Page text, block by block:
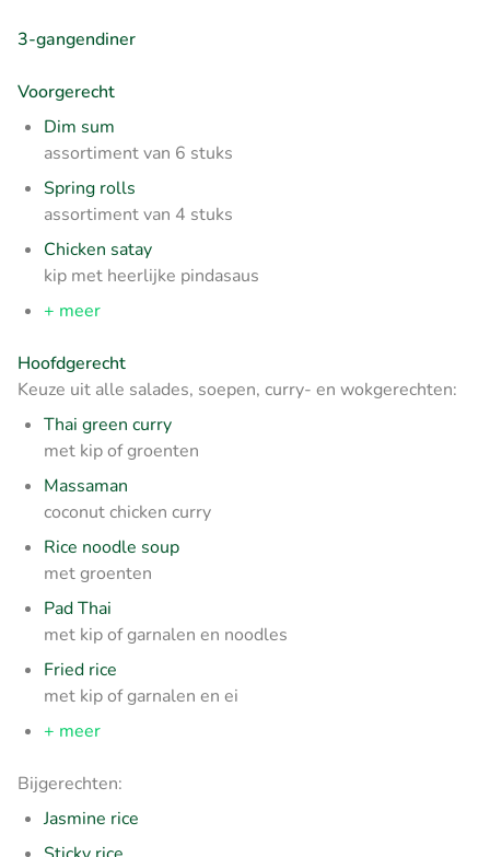
3-gangendiner
Voorgerecht
Dim sum
assortiment van 6 stuks
Spring rolls
assortiment van 4 stuks
Chicken satay
kip met heerlijke pindasaus
+ meer
Hoofdgerecht
Keuze uit alle salades, soepen, curry- en wokgerechten:
Thai green curry
met kip of groenten
Massaman
coconut chicken curry
Rice noodle soup
met groenten
Pad Thai
met kip of garnalen en noodles
Fried rice
met kip of garnalen en ei
+ meer
Bijgerechten:
Jasmine rice